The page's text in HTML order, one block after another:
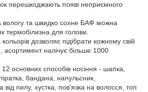
перешкоджають появі неприємного
вологу та швидко сохне БАФ можна
термобілизна для голови.
кольорів дозволяє підібрати кожному свій
налічує більше 1000
основних способів носіння - шапка,
бандана, напульсник,
пилу, хустка, пов'язка на волосся, топ